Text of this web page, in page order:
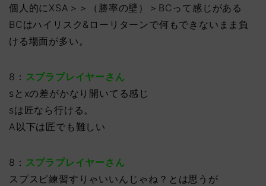
個人的にXSA＞＞（勝率の壁）＞BCって感じがある
BCはハイリスク&ローリターンで何もできないまま負
ける場面が多い。
8： スプラプレイヤーさん
sとxの差がかなり開いてる感じ
sは匠なら行ける。
A以下は匠でも難しい
8： スプラプレイヤーさん
スプスピ練習すりゃいいんじゃね？とは思うが